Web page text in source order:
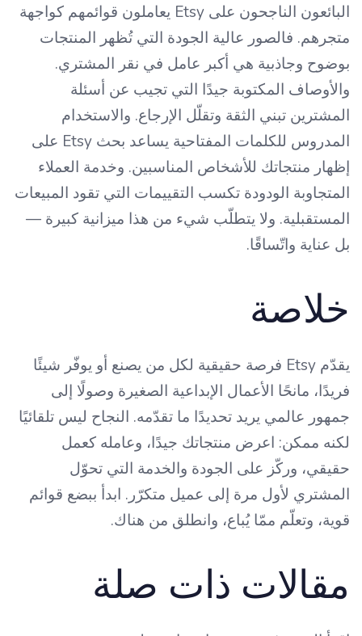
البائعون الناجحون على Etsy يعاملون قوائمهم كواجهة
متجرهم. فالصور عالية الجودة التي تُظهر المنتجات
بوضوح وجاذبية هي أكبر عامل في نقر المشتري.
والأوصاف المكتوبة جيدًا التي تجيب عن أسئلة
المشترين تبني الثقة وتقلّل الإرجاع. والاستخدام
المدروس للكلمات المفتاحية يساعد بحث Etsy على
إظهار منتجاتك للأشخاص المناسبين. وخدمة العملاء
المتجاوبة الودودة تكسب التقييمات التي تقود المبيعات
المستقبلية. ولا يتطلّب شيء من هذا ميزانية كبيرة —
بل عناية واتّساقًا.
خلاصة
يقدّم Etsy فرصة حقيقية لكل من يصنع أو يوفّر شيئًا
فريدًا، مانحًا الأعمال الإبداعية الصغيرة وصولًا إلى
جمهور عالمي يريد تحديدًا ما تقدّمه. النجاح ليس تلقائيًا
لكنه ممكن: اعرض منتجاتك جيدًا، وعامله كعمل
حقيقي، وركّز على الجودة والخدمة التي تحوّل
المشتري لأول مرة إلى عميل متكرّر. ابدأ ببضع قوائم
قوية، وتعلّم ممّا يُباع، وانطلق من هناك.
مقالات ذات صلة